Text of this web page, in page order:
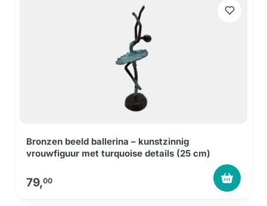
Bronzen beeld ballerina – kunstzinnig
vrouwfiguur met turquoise details (25 cm)
79,00